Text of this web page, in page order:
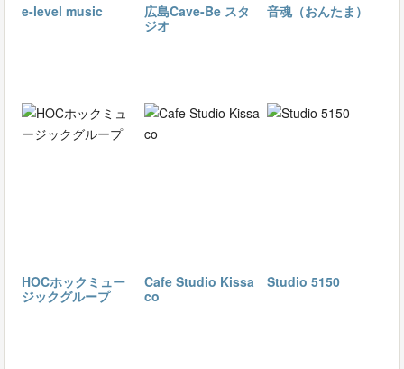
e-level music
広島Cave-Be スタ
ジオ
音魂（おんたま）
HOCホックミュー
ジックグループ
Cafe Studio Kissa
co
Studio 5150